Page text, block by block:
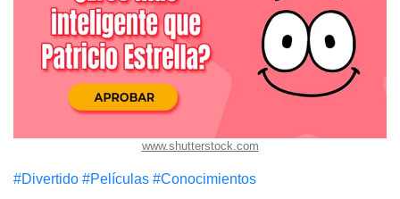
www.shutterstock.com
#Divertido #Películas #Conocimientos